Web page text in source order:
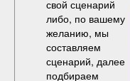
свой сценарий
либо, по вашему
желанию, мы
составляем
сценарий, далее
подбираем